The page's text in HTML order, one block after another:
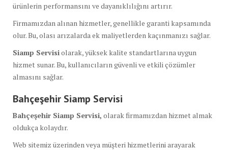
ürünlerin performansını ve dayanıklılığını artırır.
Firmamızdan alınan hizmetler, genellikle garanti kapsamında
olur. Bu, olası arızalarda ek maliyetlerden kaçınmanızı sağlar.
Siamp Servisiolarak, yüksek kalite standartlarına uygun
hizmet sunar. Bu, kullanıcıların güvenli ve etkili çözümler
almasını sağlar.
Bahçeşehir Siamp Servisi
Bahçeşehir Siamp Servisi, olarak firmamızdan hizmet almak
oldukça kolaydır.
Web sitemiz üzerinden veya müşteri hizmetlerini arayarak